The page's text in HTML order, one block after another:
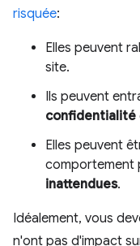
risquée:
Elles peuvent
site.
Ils peuvent
confidentialité
Elles peuvent
comportement
inattendues.
Idéalement, vous
n'ont pas d'impact